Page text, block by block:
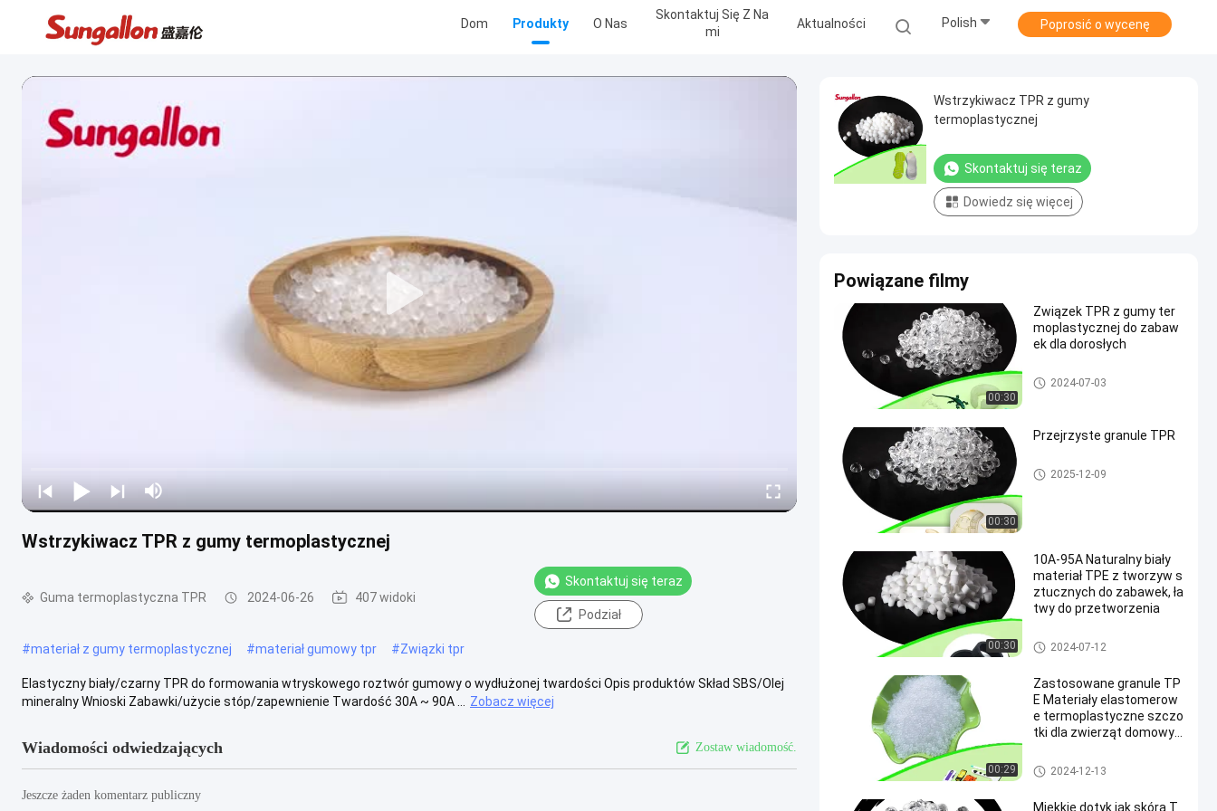
Dom Produkty O Nas
Skontaktuj Się Z Na
Mi
Aktualności Polish Poprosić o wycenę
Wstrzykiwacz TPR z gumy termoplastycznej
Guma termoplastyczna TPR 2024-06-26 407 widoki
Skontaktuj się teraz
Podział
#materiał z gumy termoplastycznej #materiał gumowy tpr #Związki tpr
Elastyczny biały/czarny TPR do formowania wtryskowego roztwór gumowy o wydłużonej twardości Opis produktów Skład SBS/Olej
mineralny Wnioski Zabawki/użycie stóp/zapewnienie Twardość 30A ~ 90A ...
Zobacz więcej
Wiadomości odwiedzających Zostaw wiadomość.
Jeszcze żaden komentarz publiczny
Wstrzykiwacz TPR z gumy
termoplastycznej
Skontaktuj się teraz
Dowiedz się więcej
Powiązane filmy
00:30
Związek TPR z gumy ter
moplastycznej do zabaw
ek dla dorosłych
Guma termoplastyczna TPR
2024-07-03
00:30
Przejrzyste granule TPR
Granulki TPR
2025-12-09
00:30
10A-95A Naturalny biały
materiał TPE z tworzyw s
ztucznych do zabawek, ła
twy do przetworzenia
Materiał z tworzyw sztucznyc
h TPE
2024-07-12
00:29
Zastosowane granule TP
E Materiały elastomerow
e termoplastyczne szczo
tki dla zwierząt domowyc
TPE surowiec
2024-12-13
Miękkie dotyk jak skóra T